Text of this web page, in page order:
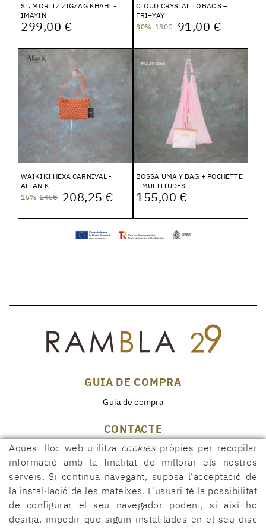
ST. MORITZ ZIGZAG KHAHI -
IMAYIN
299,00 €
CLOUD CRYSTAL TOBAC S –
FRI+YAY
30% 130€ 91,00 €
WAIKIKI HEXA CARNIVAL -
ALLAN K
15% 245€ 208,25 €
BOSSA UMA Y BAG + POCHETTE
– MULTITUDES
155,00 €
GUIA DE COMPRA
Guia de compra
CONTACTE
Rambla, 29
17600 FIGUERES (Girona)
972 50 00 07
690 91 26 40
rambla29@rambla29.com
Aquest lloc web utilitza cookies pròpies per recopilar
informació amb la finalitat de millorar els nostres
serveis. Si continua navegant, suposa l'acceptació de
la instal·lació de les mateixes. L'usuari té la possibilitat
de configurar el seu navegador podent, si així ho
desitja, impedir que siguin instal·lades en el seu disc